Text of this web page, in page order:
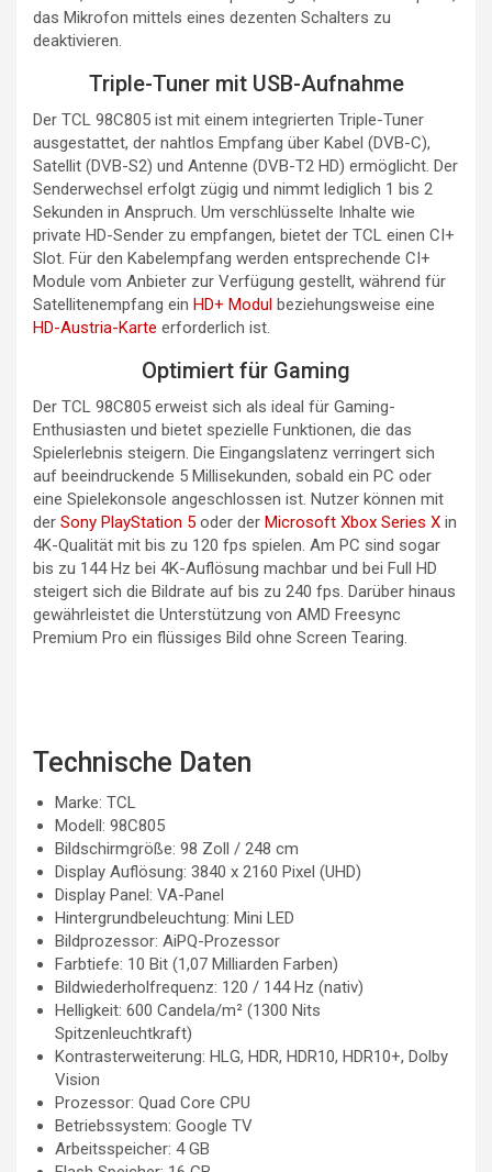
das Mikrofon mittels eines dezenten Schalters zu
deaktivieren.
Triple-Tuner mit USB-Aufnahme
Der TCL 98C805 ist mit einem integrierten Triple-Tuner
ausgestattet, der nahtlos Empfang über Kabel (DVB-C),
Satellit (DVB-S2) und Antenne (DVB-T2 HD) ermöglicht. Der
Senderwechsel erfolgt zügig und nimmt lediglich 1 bis 2
Sekunden in Anspruch. Um verschlüsselte Inhalte wie
private HD-Sender zu empfangen, bietet der TCL einen CI+
Slot. Für den Kabelempfang werden entsprechende CI+
Module vom Anbieter zur Verfügung gestellt, während für
Satellitenempfang ein HD+ Modul beziehungsweise eine
HD-Austria-Karte erforderlich ist.
Optimiert für Gaming
Der TCL 98C805 erweist sich als ideal für Gaming-
Enthusiasten und bietet spezielle Funktionen, die das
Spielerlebnis steigern. Die Eingangslatenz verringert sich
auf beeindruckende 5 Millisekunden, sobald ein PC oder
eine Spielekonsole angeschlossen ist. Nutzer können mit
der Sony PlayStation 5 oder der Microsoft Xbox Series X in
4K-Qualität mit bis zu 120 fps spielen. Am PC sind sogar
bis zu 144 Hz bei 4K-Auflösung machbar und bei Full HD
steigert sich die Bildrate auf bis zu 240 fps. Darüber hinaus
gewährleistet die Unterstützung von AMD Freesync
Premium Pro ein flüssiges Bild ohne Screen Tearing.
Technische Daten
Marke: TCL
Modell: 98C805
Bildschirmgröße: 98 Zoll / 248 cm
Display Auflösung: 3840 x 2160 Pixel (UHD)
Display Panel: VA-Panel
Hintergrundbeleuchtung: Mini LED
Bildprozessor: AiPQ-Prozessor
Farbtiefe: 10 Bit (1,07 Milliarden Farben)
Bildwiederholfrequenz: 120 / 144 Hz (nativ)
Helligkeit: 600 Candela/m² (1300 Nits
Spitzenleuchtkraft)
Kontrasterweiterung: HLG, HDR, HDR10, HDR10+, Dolby
Vision
Prozessor: Quad Core CPU
Betriebssystem: Google TV
Arbeitsspeicher: 4 GB